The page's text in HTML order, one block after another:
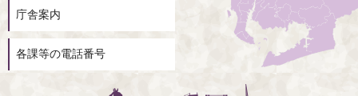
庁舎案内
各課等の電話番号